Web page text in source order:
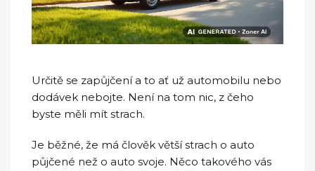
Určitě se zapůjčení a to ať už automobilu nebo
dodávek nebojte. Není na tom nic, z čeho
byste měli mít strach.
Je běžné, že má člověk větší strach o auto
půjčené než o auto svoje. Něco takového vás